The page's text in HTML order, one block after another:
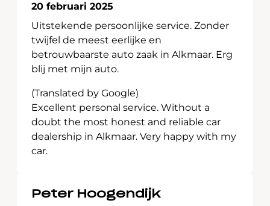
20 februari 2025
Uitstekende persoonlijke service. Zonder
twijfel de meest eerlijke en
betrouwbaarste auto zaak in Alkmaar. Erg
blij met mijn auto.
(Translated by Google)
Excellent personal service. Without a
doubt the most honest and reliable car
dealership in Alkmaar. Very happy with my
car.
Peter Hoogendijk